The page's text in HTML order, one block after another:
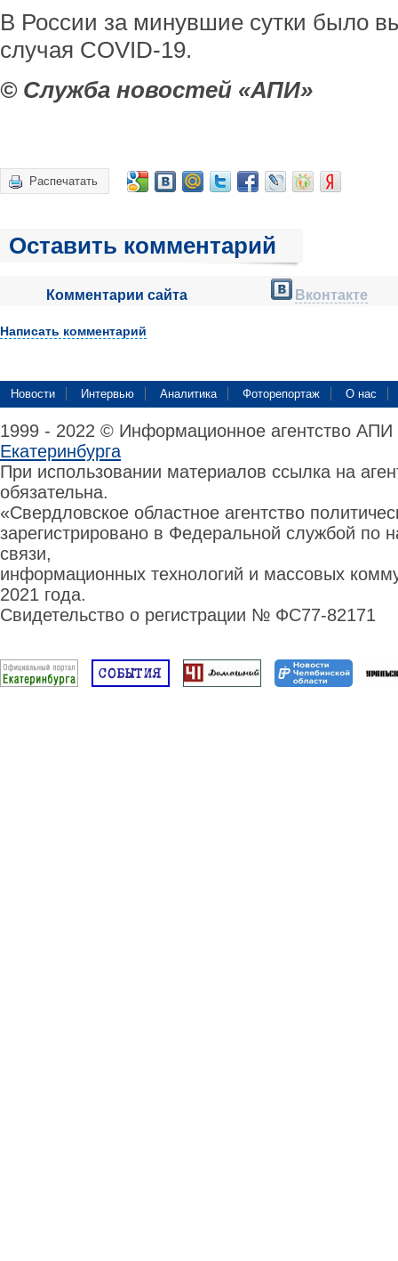
В России за минувшие сутки было
случая COVID-19.
© Служба новостей «АПИ»
Распечатать
Оставить комментарий
Комментарии сайта Вконтакте
Написать комментарий
Новости Интервью Аналитика Фоторепортаж О нас
1999 - 2022 © Информационное агентство
Екатеринбурга
При использовании материалов ссылка на
обязательна.
«Свердловское областное агентство
зарегистрировано в Федеральной службой по
связи,
информационных технологий и массовых
2021 года.
Свидетельство о регистрации № ФС77-82171